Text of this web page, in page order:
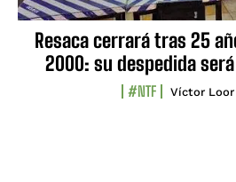
Resaca cerrará tras 25
2000: su despedida
#NTF Víctor